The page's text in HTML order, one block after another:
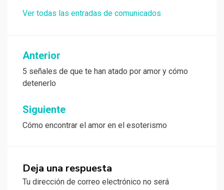
Ver todas las entradas de comunicados
Navegación
de
entradas
Anterior
5 señales de que te han atado por amor y cómo
detenerlo
Siguiente
Cómo encontrar el amor en el esoterismo
Deja una respuesta
Tu dirección de correo electrónico no será